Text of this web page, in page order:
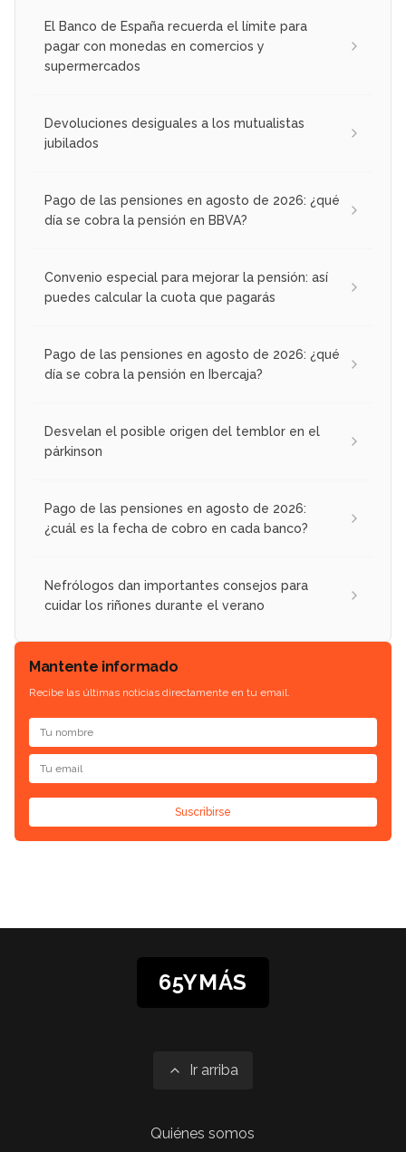
El Banco de España recuerda el límite para
pagar con monedas en comercios y
supermercados
Devoluciones desiguales a los mutualistas
jubilados
Pago de las pensiones en agosto de 2026: ¿qué
día se cobra la pensión en BBVA?
Convenio especial para mejorar la pensión: así
puedes calcular la cuota que pagarás
Pago de las pensiones en agosto de 2026: ¿qué
día se cobra la pensión en Ibercaja?
Desvelan el posible origen del temblor en el
párkinson
Pago de las pensiones en agosto de 2026:
¿cuál es la fecha de cobro en cada banco?
Nefrólogos dan importantes consejos para
cuidar los riñones durante el verano
Mantente informado
Recibe las últimas noticias directamente en tu email.
Suscribirse
65YMÁS
Ir arriba
Quiénes somos